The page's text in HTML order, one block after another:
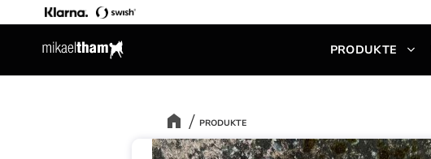
PRODUKTE
PRODUKTE